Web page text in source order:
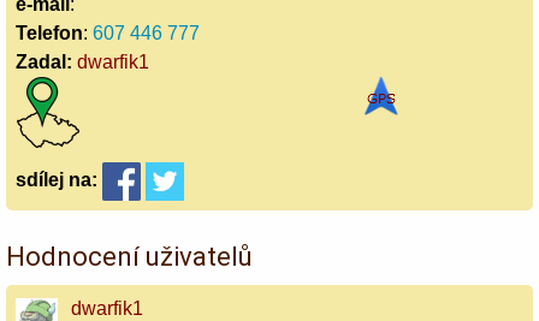
e-mail :
Telefon: 607 446 777
Zadal: dwarfik1
sdílej na:
Hodnocení uživatelů
dwarfik1